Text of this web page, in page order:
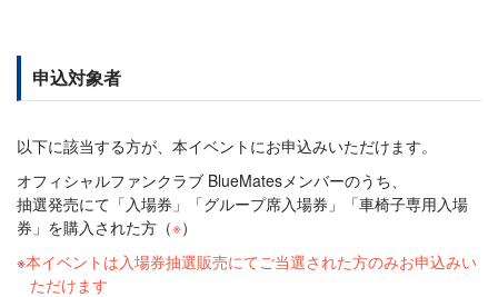
申込対象者
以下に該当する方が、本イベントにお申込みいただけます。
オフィシャルファンクラブ BlueMatesメンバーのうち、
抽選発売にて「入場券」「グループ席入場券」「車椅子専用入場
券」を購入された方（※）
本イベントは入場券抽選販売にてご当選された方のみお申込みい
ただけます